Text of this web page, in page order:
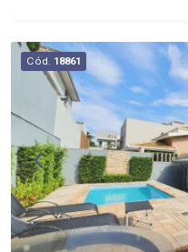
próximo ao Ribeirão
Varejão, Shopping
Cód. 18861